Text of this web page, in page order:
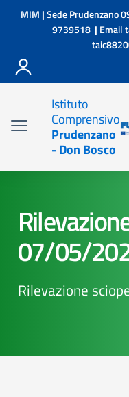
Vai ai contenuti
Vai al menu di navigazione
Vai al footer
MIM |Sede Prudenzano
9739518 | Email
Istituto
Comprensivo
Prudenzano
- Don Bosco
07/05/
Rilevazione